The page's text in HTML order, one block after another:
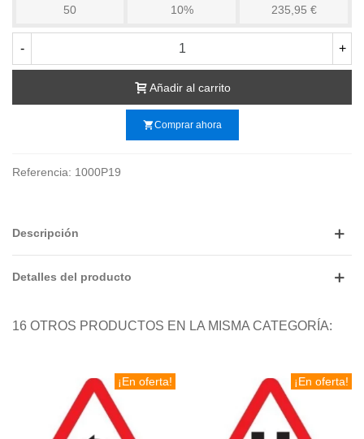
50 10% 235,95 €
- +
Añadir al carrito
shopping_cartComprar ahora
Referencia: 1000P19
Descripción
Detalles del producto
16 OTROS PRODUCTOS EN LA MISMA CATEGORÍA:
¡En oferta! ¡En oferta!